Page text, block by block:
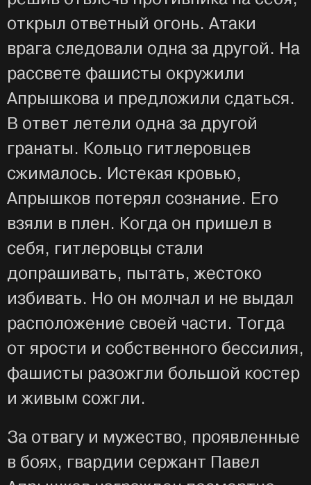
открыл ответный огонь. Атаки
врага следовали одна за другой. На
рассвете фашисты окружили
Апрышкова и предложили сдаться.
В ответ летели одна за другой
гранаты. Кольцо гитлеровцев
сжималось. Истекая кровью,
Апрышков потерял сознание. Его
взяли в плен. Когда он пришел в
себя, гитлеровцы стали
допрашивать, пытать, жестоко
избивать. Но он молчал и не выдал
расположение своей части. Тогда
от ярости и собственного бессилия,
фашисты разожгли большой костер
и живым сожгли.
За отвагу и мужество, проявленные
в боях, гвардии сержант Павел